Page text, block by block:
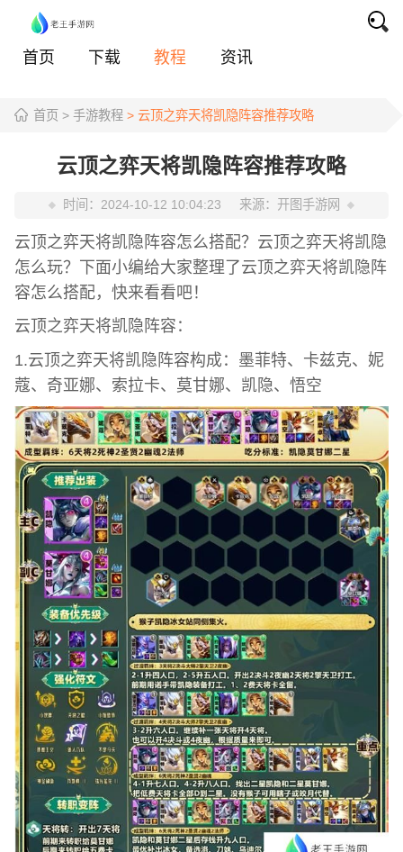
首页 下载 教程 资讯
首页 > 手游教程 > 云顶之弈天将凯隐阵容推荐攻略
云顶之弈天将凯隐阵容推荐攻略
时间： 2024-10-12 10:04:23 来源： 开图手游网
云顶之弈天将凯隐阵容怎么搭配？云顶之弈天将凯隐
怎么玩？下面小编给大家整理了云顶之弈天将凯隐阵
容怎么搭配，快来看看吧！
云顶之弈天将凯隐阵容：
1.云顶之弈天将凯隐阵容构成：墨菲特、卡兹克、妮
蔻、奇亚娜、索拉卡、莫甘娜、凯隐、悟空